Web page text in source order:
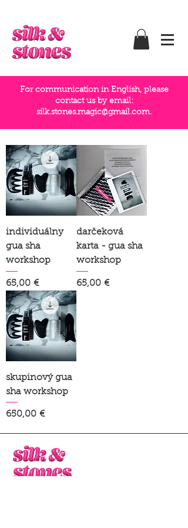
For communication in English, please
contact us by email:
silk.stones.magic@gmail.com.
individuálny
gua sha
workshop
Price
65,00 €
darčeková
karta - gua sha
workshop
Price
65,00 €
skupinový gua
sha workshop
Price
650,00 €